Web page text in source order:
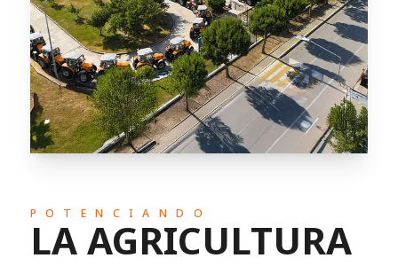
POTENCIANDO
LA AGRICULTURA